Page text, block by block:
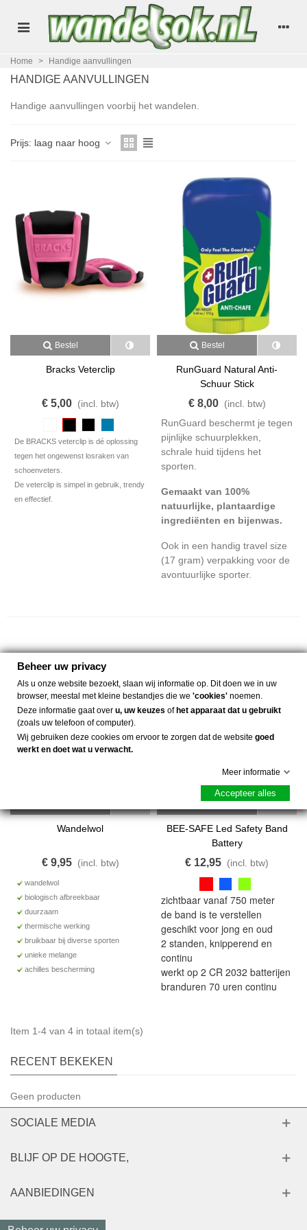
Home > Handige aanvullingen
HANDIGE AANVULLINGEN
Handige aanvullingen voorbij het wandelen.
Prijs: laag naar hoog
Bestel
Bracks Veterclip
€ 5,00 (incl. btw)
De BRACKS veterclip is dé oplossing
tegen het ongewenst losraken van
schoenveters.
De veterclip is simpel in gebruik, trendy
en effectief.
Bestel
RunGuard Natural Anti-
Schuur Stick
€ 8,00 (incl. btw)
RunGuard beschermt je tegen
pijnlijke schuurplekken,
schrale huid tijdens het
sporten.
Gemaakt van 100%
natuurlijke, plantaardige
ingrediënten en bijenwas.
Ook in een handig travel size
(17 gram) verpakking voor de
avontuurlijke sporter.
Wandelwol
€ 9,95 (incl. btw)
wandelwol
biologisch afbreekbaar
duurzaam
thermische werking
bruikbaar bij diverse sporten
unieke melange
achilles bescherming
Bestel
BEE-SAFE Led Safety Band
Battery
€ 12,95 (incl. btw)
zichtbaar vanaf 750 meter
de band is te verstellen
geschikt voor jong en oud
2 standen, knipperend en
continu
werkt op 2 CR 2032 batterijen
branduren 70 uren continu
Item 1-4 van 4 in totaal item(s)
RECENT BEKEKEN
Geen producten
SOCIALE MEDIA
BLIJF OP DE HOOGTE,
AANBIEDINGEN
Beheer uw privacy
Als u onze website bezoekt, slaan wij informatie op. Dit doen we in uw
browser, meestal met kleine bestandjes die we 'cookies' noemen.
Deze informatie gaat over u, uw keuzes ofhet apparaat dat u gebruikt
(zoals uw telefoon of computer).
Wij gebruiken deze cookies om ervoor te zorgen dat de website goed
werkt en doet wat u verwacht.
Meer informatie
Accepteer alles